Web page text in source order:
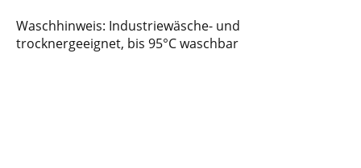
Waschhinweis: Industriewäsche- und
trocknergeeignet, bis 95°C waschbar